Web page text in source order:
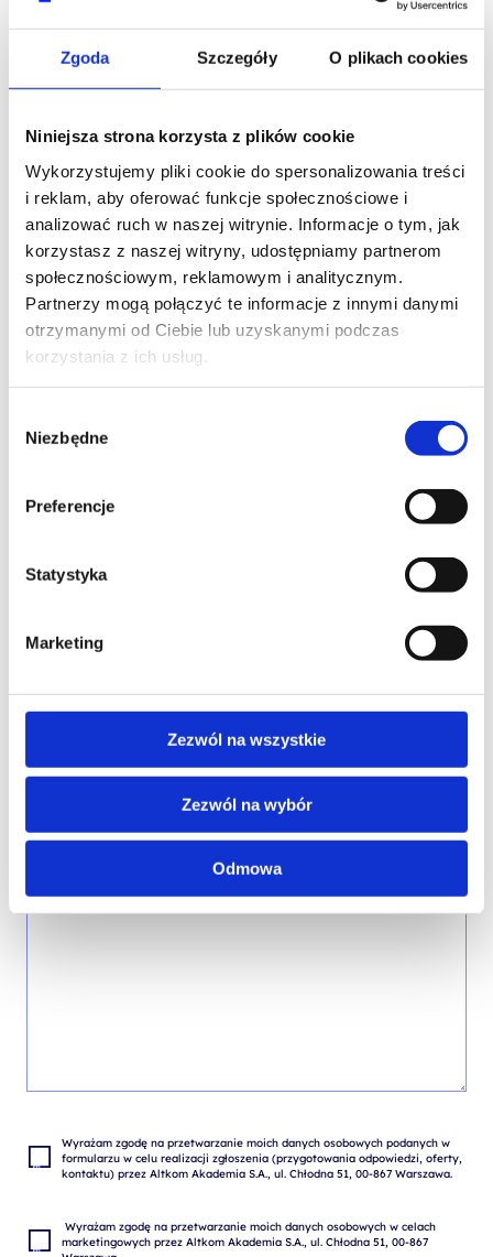
Zgoda Szczegóły O plikach cookies
Niniejsza strona korzysta z plików cookie
Wykorzystujemy pliki cookie do spersonalizowania treści
i reklam, aby oferować funkcje społecznościowe i
analizować ruch w naszej witrynie. Informacje o tym, jak
korzystasz z naszej witryny, udostępniamy partnerom
społecznościowym, reklamowym i analitycznym.
Partnerzy mogą połączyć te informacje z innymi danymi
otrzymanymi od Ciebie lub uzyskanymi podczas
korzystania z ich usług.
zgody
Niezbędne
Preferencje
Statystyka
Marketing
Zezwól na wszystkie
Zezwól na wybór
Odmowa
Skontaktuj się z naszym doradcą
IMIĘ I NAZWISKO*
TELEFON KONTAKTOWY*
EMAIL*
TREŚĆ WIADOMOŚCI*
Wyrażam zgodę na przetwarzanie moich danych osobowych podanych w
formularzu w celu realizacji zgłoszenia (przygotowania odpowiedzi, oferty,
marketingowych przez Altkom Akademia S.A., ul. Chłodna 51, 00-867